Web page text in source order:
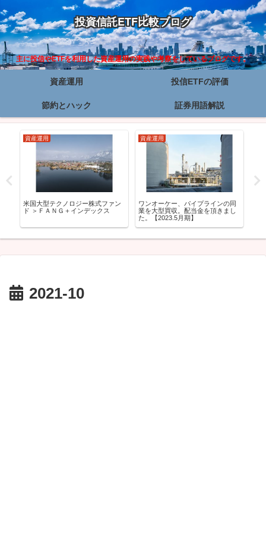
投資信託ETF比較ブログ
主に投信やETFを利用した資産運用の実践や考察をしているブログです。
資産運用 投信ETFの評価
節約とハック 証券用語解説
資産運用
米国大型テクノロジー株式ファン
ド ＞ＦＡＮＧ＋インデックス
資産運用
ワンオーケー、パイプラインの同
業を大型買収。配当金を頂きまし
た。【2023.5月期】
2021-10